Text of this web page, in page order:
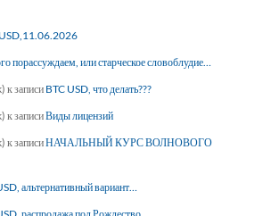
порассуждаем, или старческое словоблудие…
к записи BTC USD, что делать???
к записиВиды лицензий
к записиНАЧАЛЬНЫЙ КУРС ВОЛНОВОГО
альтернативный вариант…